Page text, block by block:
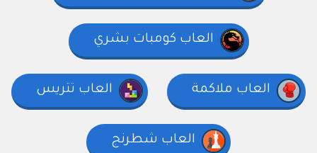
العاب كومبات بشري
العاب ملاكمة العاب تتريس
العاب شطرنج